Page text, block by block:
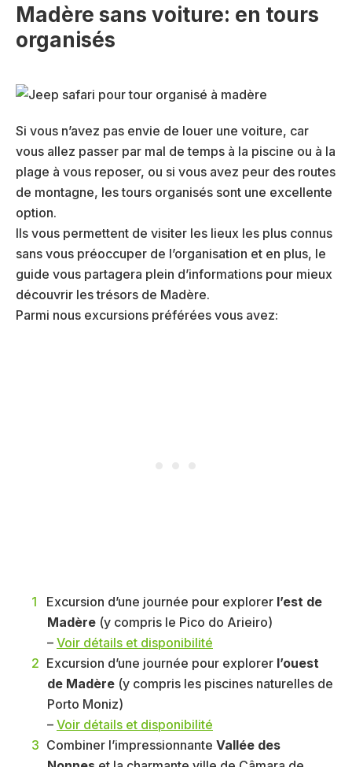
Madère sans voiture: en tours
organisés
Si vous n’avez pas envie de louer une voiture, car
vous allez passer par mal de temps à la piscine ou à la
plage à vous reposer, ou si vous avez peur des routes
de montagne, les tours organisés sont une excellente
option.
Ils vous permettent de visiter les lieux les plus connus
sans vous préoccuper de l’organisation et en plus, le
guide vous partagera plein d’informations pour mieux
découvrir les trésors de Madère.
Parmi nous excursions préférées vous avez:
Excursion d’une journée pour explorer l’est de
Madère (y compris le Pico do Arieiro)
– Voir détails et disponibilité
Excursion d’une journée pour explorer l’ouest
de Madère (y compris les piscines naturelles de
Porto Moniz)
– Voir détails et disponibilité
Combiner l’impressionnante Vallée des